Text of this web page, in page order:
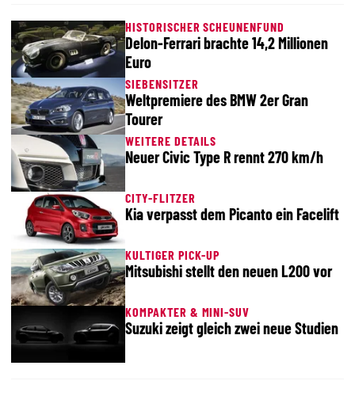
HISTORISCHER SCHEUNENFUND
Delon-Ferrari brachte 14,2 Millionen
Euro
SIEBENSITZER
Weltpremiere des BMW 2er Gran
Tourer
WEITERE DETAILS
Neuer Civic Type R rennt 270 km/h
CITY-FLITZER
Kia verpasst dem Picanto ein Facelift
KULTIGER PICK-UP
Mitsubishi stellt den neuen L200 vor
KOMPAKTER & MINI-SUV
Suzuki zeigt gleich zwei neue Studien